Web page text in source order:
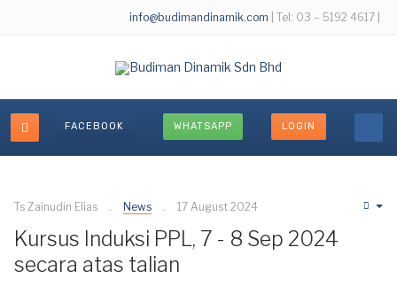
info@budimandinamik.com | Tel: 03 – 5192 4617 |
LOGIN
WHATSAPP
FACEBOOK
Ts Zainudin Elias News 17 August 2024
Kursus Induksi PPL, 7 - 8 Sep 2024
secara atas talian